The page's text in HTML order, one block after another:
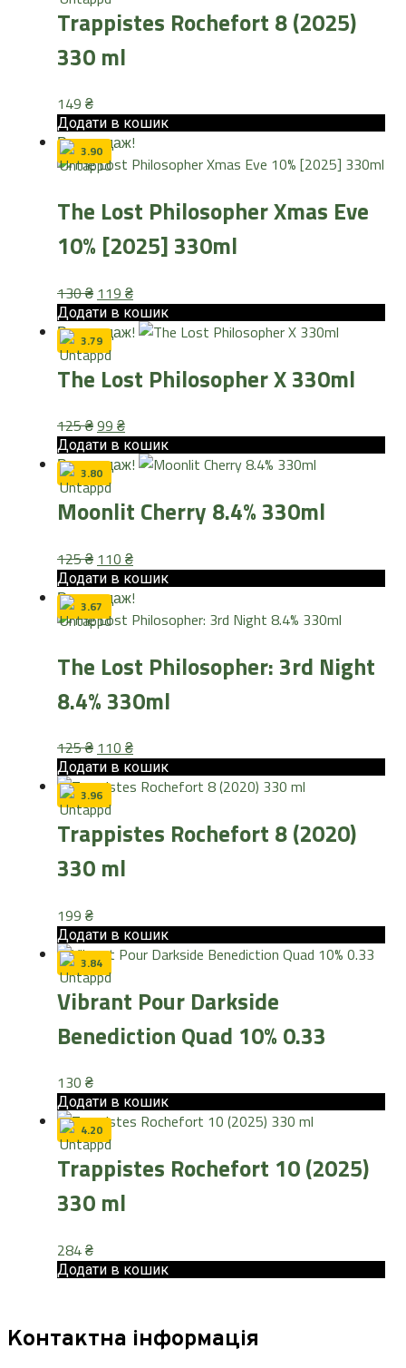
Trappistes Rochefort 8 (2025)
330 ml
149 ₴
Додати в кошик
Розпродаж!
3.90
The Lost Philosopher Xmas Eve
10% [2025] 330ml
130₴ Оригінальна
ціна:
130 ₴.
119 ₴Поточна
ціна:
119 ₴.
Додати в кошик
Розпродаж!
3.79
The Lost Philosopher X 330ml
125₴Оригінальна
ціна:
125 ₴.
99 ₴Поточна
ціна:
99 ₴.
Додати в кошик
Розпродаж!
3.80
Moonlit Cherry 8.4% 330ml
125₴ Оригінальна
ціна:
125 ₴.
110 ₴Поточна
ціна:
110 ₴.
Додати в кошик
Розпродаж!
3.67
The Lost Philosopher: 3rd Night
8.4% 330ml
125₴ Оригінальна
ціна:
125 ₴.
110 ₴Поточна
ціна:
110 ₴.
Додати в кошик
3.96
Trappistes Rochefort 8 (2020)
330 ml
199 ₴
Додати в кошик
3.84
Vibrant Pour Darkside
Benediction Quad 10% 0.33
130 ₴
Додати в кошик
4.20
Trappistes Rochefort 10 (2025)
330 ml
284₴
Додати в кошик
Контактна інформація